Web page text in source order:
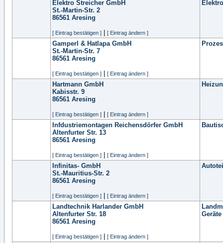
Elektro Streicher GmbH
St.-Martin-Str. 2
86561 Aresing
[ Eintrag bestätigen ] [ Eintrag ändern ]
Gamperl & Hatlapa GmbH
St.-Martin-Str. 7
86561 Aresing
[ Eintrag bestätigen ] [ Eintrag ändern ]
Hartmann GmbH
Kabisstr. 9
86561 Aresing
[ Eintrag bestätigen ] [ Eintrag ändern ]
Infdustriemontagen Reichensdörfer GmbH
Altenfurter Str. 13
86561 Aresing
[ Eintrag bestätigen ] [ Eintrag ändern ]
Infinitas- GmbH
St.-Mauritius-Str. 2
86561 Aresing
[ Eintrag bestätigen ] [ Eintrag ändern ]
Landtechnik Harlander GmbH
Altenfurter Str. 18
86561 Aresing
[ Eintrag bestätigen ] [ Eintrag ändern ]
Geräte